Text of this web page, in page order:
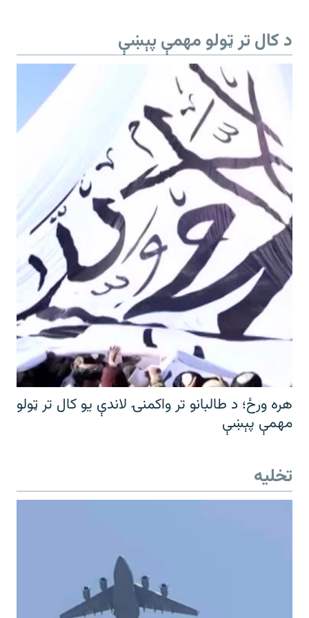
د کال تر ټولو مهمې پېښې
هره ورځ؛ د طالبانو تر واکمنۍ لاندې یو کال تر ټولو
مهمې پېښې
تخلیه